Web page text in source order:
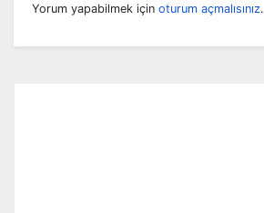
Yorum yapabilmek için oturum açmalısınız.